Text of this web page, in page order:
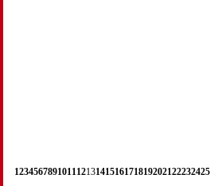
12345678910111213141516171819202122232425